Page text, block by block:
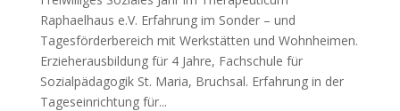
Raphaelhaus e.V. Erfahrung im Sonder – und
Tagesförderbereich mit Werkstätten und Wohnheimen.
Erzieherausbildung für 4 Jahre, Fachschule für
Sozialpädagogik St. Maria, Bruchsal. Erfahrung in der
Tageseinrichtung für...